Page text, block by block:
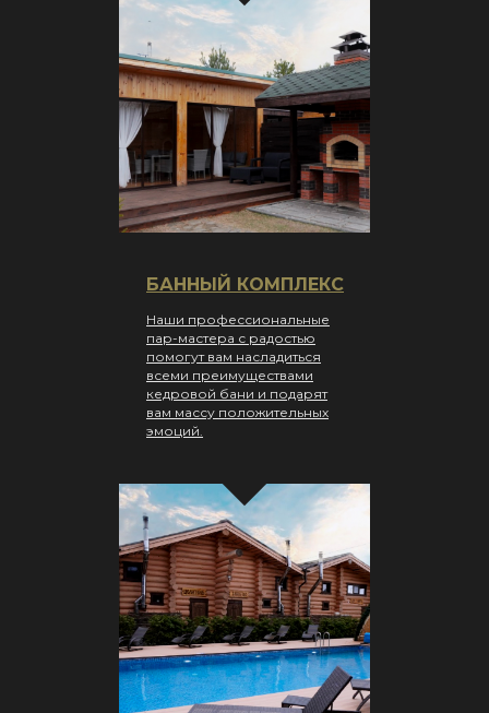
Наши профессиональные
пар-мастера с радостью
помогут вам насладиться
всеми преимуществами
кедровой бани и подарят
вам массу положительных
эмоций.
БАННЫЙ КОМПЛЕКС